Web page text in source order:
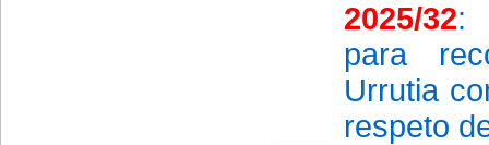
2025/32:
para
Urrutia
respeto